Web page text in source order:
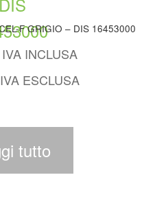
HYDRO T8 921 FL 1X18 CEL-F GRIGIO – DIS 16453000
IVA INCLUSA
IVA ESCLUSA
tutto